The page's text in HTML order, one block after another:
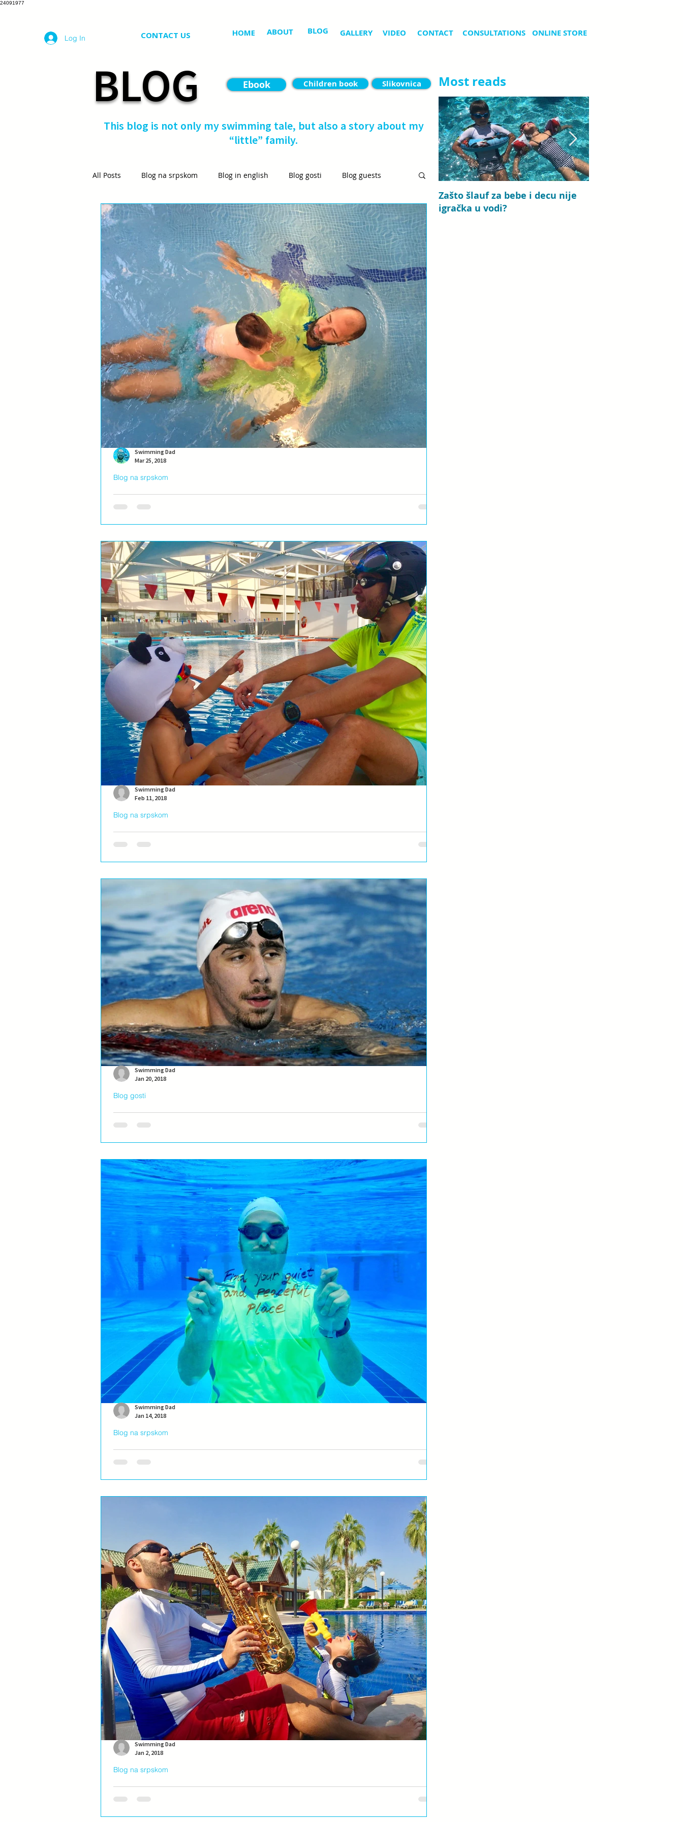
24091977
Log In CONTACT US HOME ABOUT BLOG GALLERY VIDEO CONTACT CONSULTATIONS ONLINE STORE
BLOG Ebook Children book Slikovnica
This blog is not only my swimming tale, but also a story about my
“little” family.
All Posts Blog na srpskom Blog in english Blog gosti Blog guests
Da, bebe rone i plivaju!
Naravno da ne znaju kraul i delfin,...
Blog na srpskom
Swimming Dad
Mar 25, 2018
Ko je danas siguran u vodi?
obzira da li je bilo plivač ili...
Blog na srpskom
Swimming Dad
Feb 11, 2018
Blog gost: Stefan Šorak
je Stefan Šorak, višestruki prvak...
Blog gosti
Swimming Dad
Jan 20, 2018
Trese, lupa, udara...
prevoza. Svira neko na TV, radiju....
Blog na srpskom
Swimming Dad
Jan 14, 2018
Moj tim, moja melodija
druge, kao što i sami želite da...
Blog na srpskom
Swimming Dad
Jan 2, 2018
Most reads
Zašto šlauf za bebe i decu nije
igračka u vodi?